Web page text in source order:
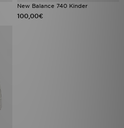
New Balance 740 Kinder
100,00€